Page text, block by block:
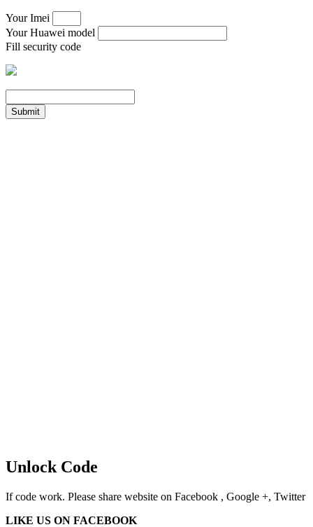
Your Imei
Your Huawei model
Fill security code
Submit
Unlock Code
If code work. Please share website on Facebook , Google +, Twitter
LIKE US ON FACEBOOK